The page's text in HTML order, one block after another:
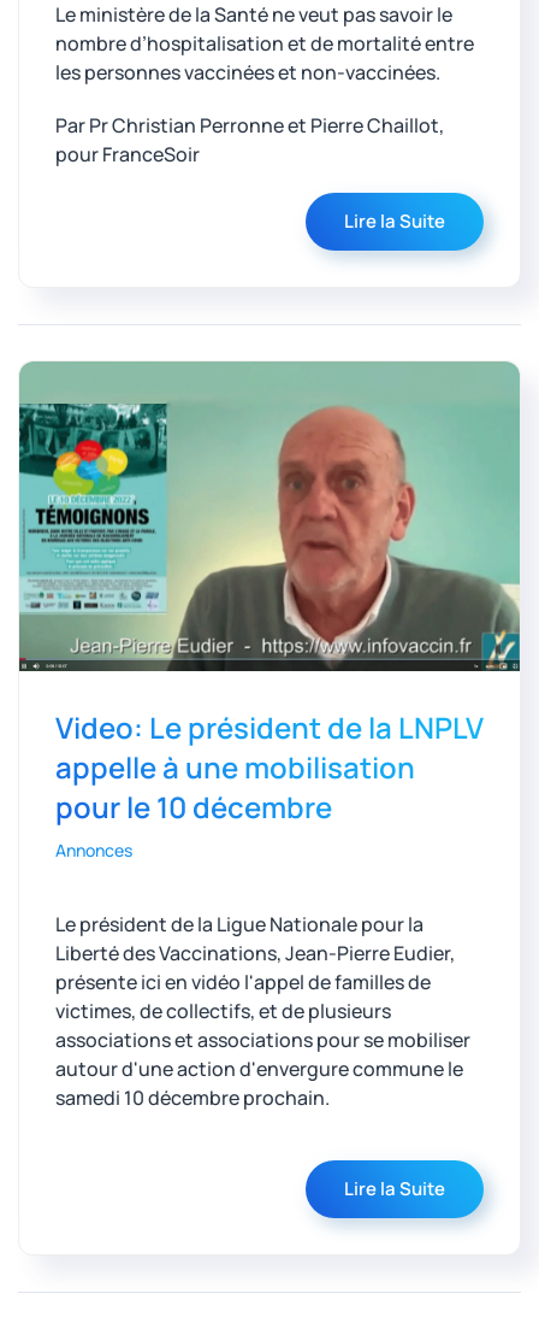
Le ministère de la Santé ne veut pas savoir le
nombre d’hospitalisation et de mortalité entre
les personnes vaccinées et non-vaccinées.
Par Pr Christian Perronne et Pierre Chaillot,
pour FranceSoir
Lire la Suite
Video: Le président de la LNPLV
appelle à une mobilisation
pour le 10 décembre
Annonces
Le président de la Ligue Nationale pour la
Liberté des Vaccinations, Jean-Pierre Eudier,
présente ici en vidéo l'appel de familles de
victimes, de collectifs, et de plusieurs
associations et associations pour se mobiliser
autour d'une action d'envergure commune le
samedi 10 décembre prochain.
Lire la Suite